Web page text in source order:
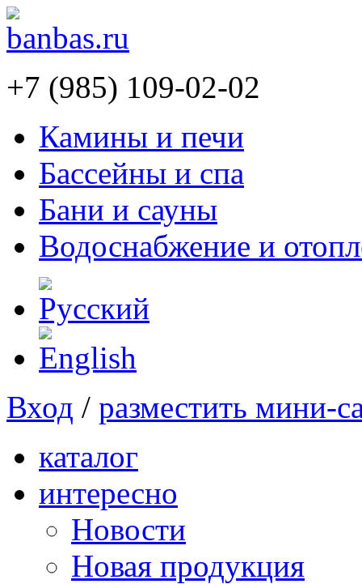
+7 (985) 109-02-02
Камины и печи
Бассейны и спа
Бани и сауны
Водоснабжение и
Вход / разместить мини-
каталог
интересно
Новости
Новая продукция